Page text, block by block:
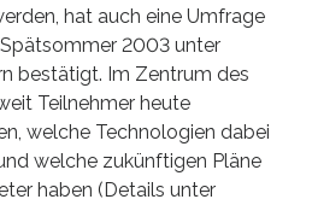
hat auch eine Umfrage
2003 unter
bestätigt. Im Zentrum des
Teilnehmer heute
welche Technologien dabei
welche zukünftigen Pläne
haben (Details unter